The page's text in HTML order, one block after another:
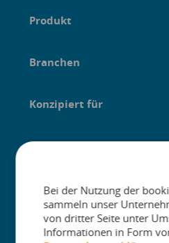
The One Platform
Produkt
Branchen
Konzipiert für
Anleitungen
Bei der Nutzung der
sammeln unser
von dritter Seite unter
Informationen in Form